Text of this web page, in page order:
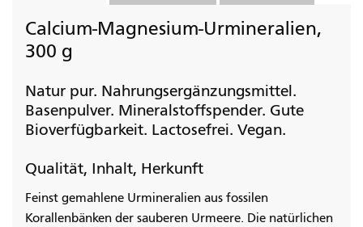
Calcium-Magnesium-Urmineralien,
300 g
Natur pur. Nahrungsergänzungsmittel.
Basenpulver. Mineralstoffspender. Gute
Bioverfügbarkeit. Lactosefrei. Vegan.
Qualität, Inhalt, Herkunft
Feinst gemahlene Urmineralien aus fossilen
Korallenbänken der sauberen Urmeere. Die natürlichen